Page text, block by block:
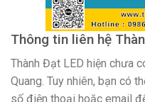
Thông tin liên hệ
Thành Đạt LED hiện chưa
Quang. Tuy nhiên, bạn có
số điện thoại hoặc email